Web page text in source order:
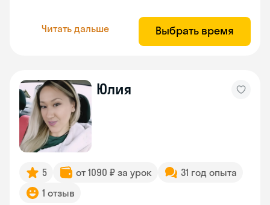
Читать дальше Выбрать время
Юлия
5 от 1090 ₽ за урок
31 год опыта
1 отзыв